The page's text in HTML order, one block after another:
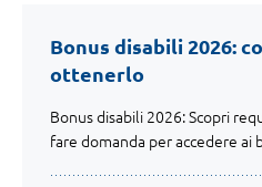
Bonus disabili 2026:
ottenerlo
Bonus disabili 2026: Scopri
fare domanda per accedere ai